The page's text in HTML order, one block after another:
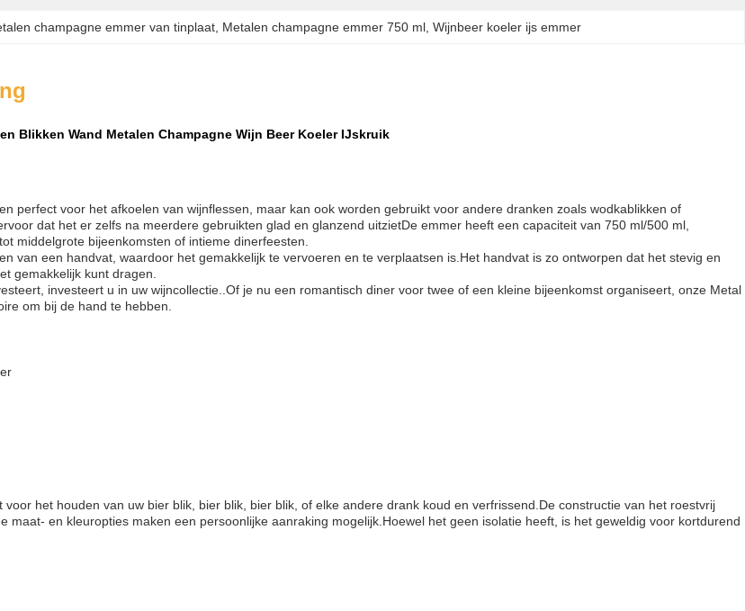
champagne emmer van tinplaat Metalen champagne emmer 750 ml Wijnbeer koeler ijs emmer
Blikken Wand Metalen Champagne Wijn Beer Koeler IJskruik
perfect voor het afkoelen van wijnflessen, maar kan ook worden gebruikt voor andere dranken zoals wodkablikken of
dat het er zelfs na meerdere gebruikten glad en glanzend uitzietDe emmer heeft een capaciteit van 750 ml/500 ml,
middelgrote bijeenkomsten of intieme dinerfeesten.
van een handvat, waardoor het gemakkelijk te vervoeren en te verplaatsen is.Het handvat is zo ontworpen dat het stevig en
gemakkelijk kunt dragen.
investeert u in uw wijncollectie..Of je nu een romantisch diner voor twee of een kleine bijeenkomst organiseert, onze Metal
om bij de hand te hebben.
voor het houden van uw bier blik, bier blik, bier blik, of elke andere drank koud en verfrissend.De constructie van het roestvrij
maat- en kleuropties maken een persoonlijke aanraking mogelijk.Hoewel het geen isolatie heeft, is het geweldig voor kortdurend